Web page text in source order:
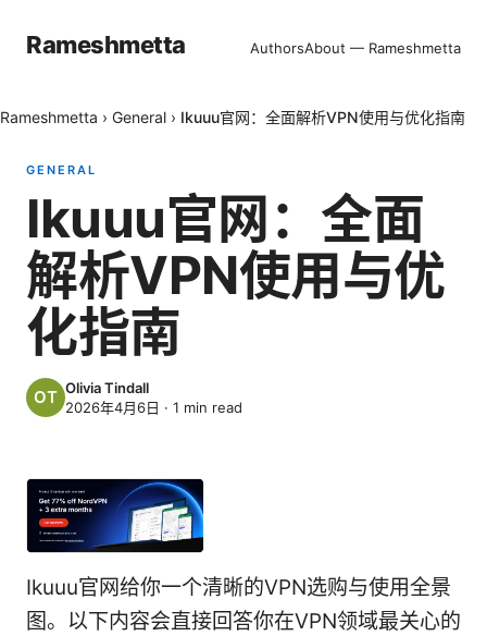
Rameshmetta AuthorsAbout — Rameshmetta
Rameshmetta › General › Ikuuu官网：全面解析VPN使用与优化指南
GENERAL
Ikuuu官网：全面
解析VPN使用与优
化指南
Olivia Tindall
2026年4月6日 · 1 min read
Ikuuu官网给你一个清晰的VPN选购与使用全景
图。以下内容会直接回答你在VPN领域最关心的